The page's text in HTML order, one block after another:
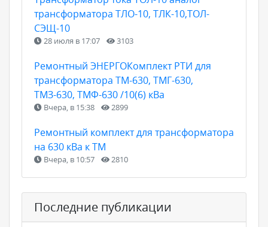
трансформатора ТЛО-10, ТЛК-10,ТОЛ-
СЭЩ-10
28 июля в 17:07 3103
Ремонтный ЭНЕРГОКомплект РТИ для
трансформатора ТМ-630, ТМГ-630,
ТМЗ-630, ТМФ-630 /10(6) кВа
Вчера, в 15:38 2899
Ремонтный комплект для трансформатора
на 630 кВа к ТМ
Вчера, в 10:57 2810
Последние публикации